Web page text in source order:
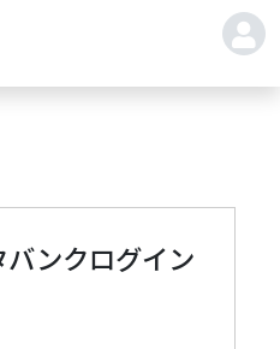
ンクログイン